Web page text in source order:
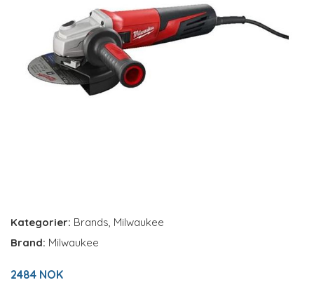
Kategorier: Brands, Milwaukee
Brand: Milwaukee
2484 NOK